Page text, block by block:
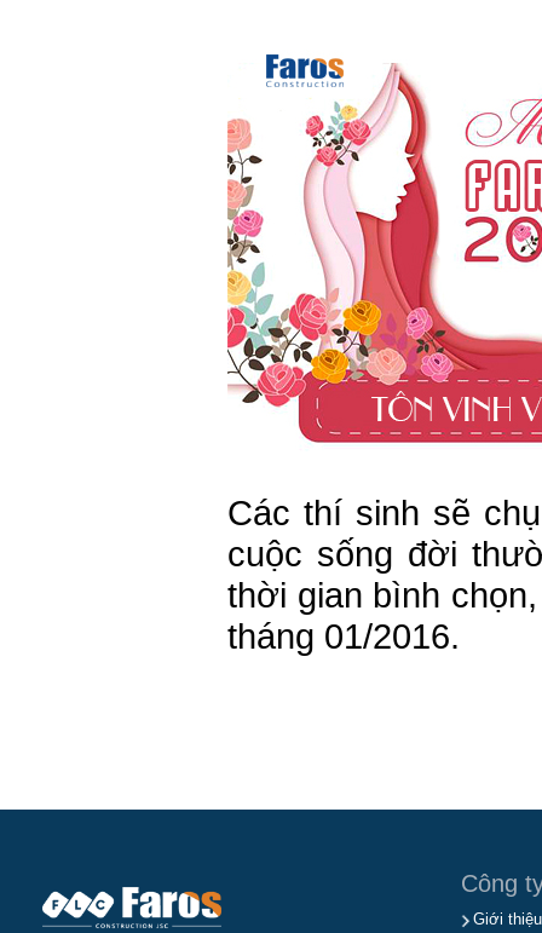
Các thí sinh sẽ
cuộc sống đời
thời gian bình
tháng 01/2016.
Công
Giới thiệu